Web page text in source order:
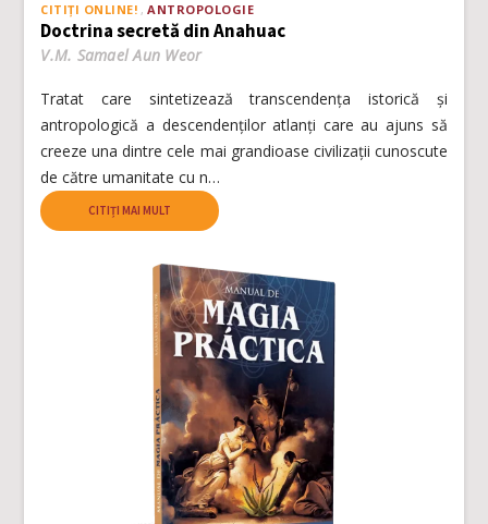
CITIȚI ONLINE! ANTROPOLOGIE
Doctrina secretă din Anahuac
V.M. Samael Aun Weor
Tratat care sintetizează transcendența istorică și
antropologică a descendenților atlanți care au ajuns să
creeze una dintre cele mai grandioase civilizații cunoscute
de către umanitate cu n…
CITIȚI MAI MULT